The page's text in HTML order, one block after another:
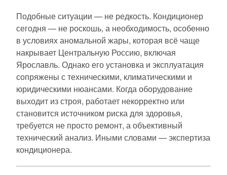
Подобные ситуации — не редкость. Кондиционер
сегодня — не роскошь, а необходимость, особенно
в условиях аномальной жары, которая всё чаще
накрывает Центральную Россию, включая
Ярославль. Однако его установка и эксплуатация
сопряжены с техническими, климатическими и
юридическими нюансами. Когда оборудование
выходит из строя, работает некорректно или
становится источником риска для здоровья,
требуется не просто ремонт, а объективный
технический анализ. Иными словами — экспертиза
кондиционера.